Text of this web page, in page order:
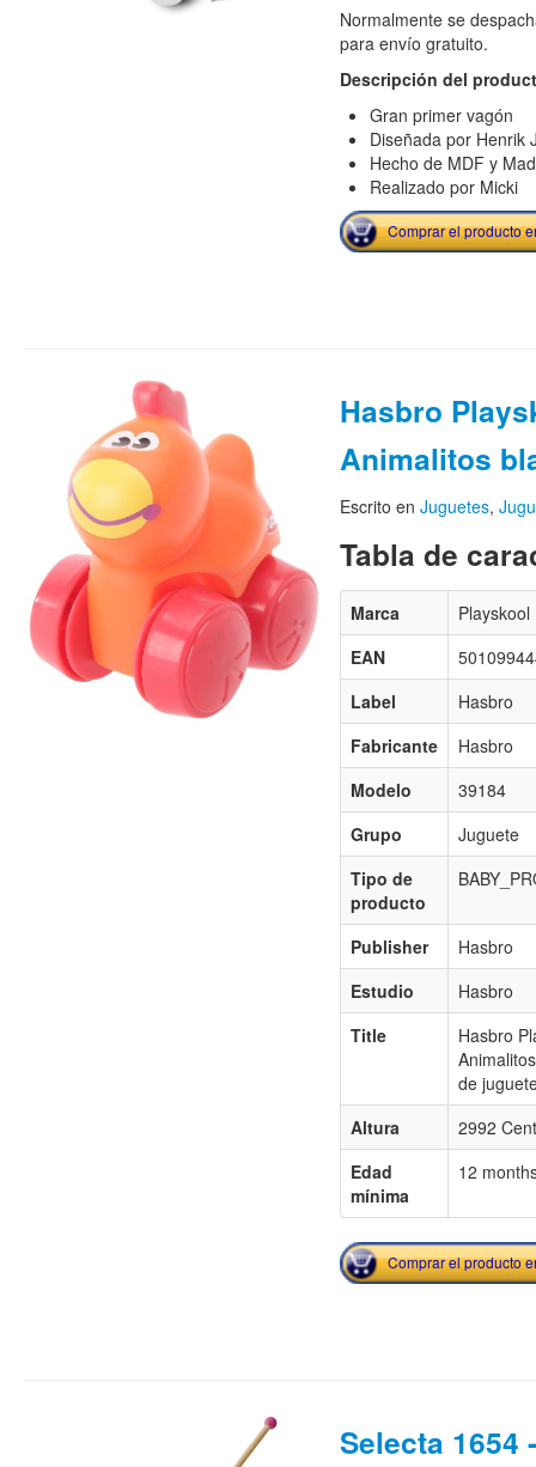
Normalmente se
para envío gratuito.
Descripción del
Gran primer vagón
Diseñada por Henrik
Hecho de MDF y
Realizado por Micki
Comprar el producto
Hasbro
Animalitos
Escrito en Juguetes,
Tabla de
Marca
Playskool
EAN
Label
Hasbro
Fabricante
Hasbro
Modelo
39184
Grupo
Juguete
Tipo de
producto
Publisher
Hasbro
Estudio
Hasbro
Title
Hasbro
de
Altura
2992
Edad
mínima
12
Comprar el producto
Selecta 1654